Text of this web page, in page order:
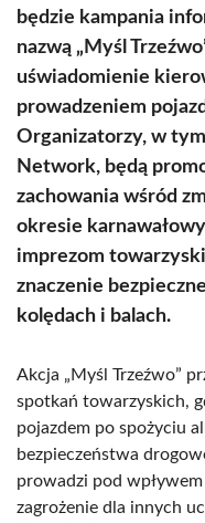
będzie kampania
nazwą „Myśl
uświadomienie
prowadzeniem
Organizatorzy, w
Network, będą
zachowania wśród
okresie
imprezom
znaczenie
kolędach i balach.
Akcja „Myśl Trzeźwo”
spotkań towarzyskich,
pojazdem po spożyciu
bezpieczeństwa
prowadzi pod
zagrożenie dla innych